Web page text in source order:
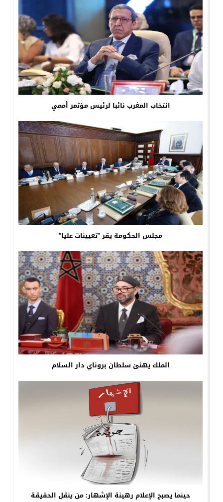
انتخاب المغرب نائبا لرئيس مؤتمر أممي
مجلس الحكومة يقر “تعيينات عليا”
الملك يهنئ سلطان بروناي دار السلام
حينما يصبح الإعلام رهينة الإشهار: من ينقل الحقيقة